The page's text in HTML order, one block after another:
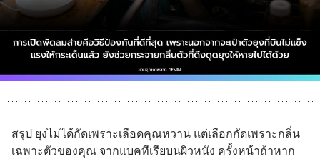
สรุป ยุงไม่ได้กัดเพราะเลือดคุณหวาน แต่เลือกกัดเพราะกลิ่น
เฉพาะตัวของคุณ จากแบคทีเรียบนผิวหนัง ครั้งหน้าถ้าหาก